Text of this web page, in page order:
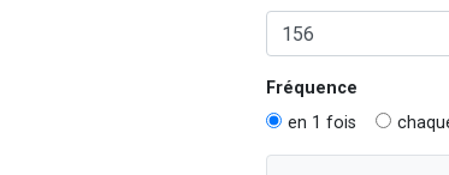
Fréquence
en 1 fois